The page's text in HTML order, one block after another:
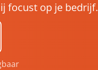
focust op je bedrijf.